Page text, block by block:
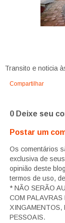
Transito e noticia
Compartilhar
0 Deixe seu
Postar um
Os comentários
exclusiva de
opinião deste
termos de uso,
* NÃO SERÃO
COM PALAVRAS
XINGAMENTOS,
PESSOAIS.